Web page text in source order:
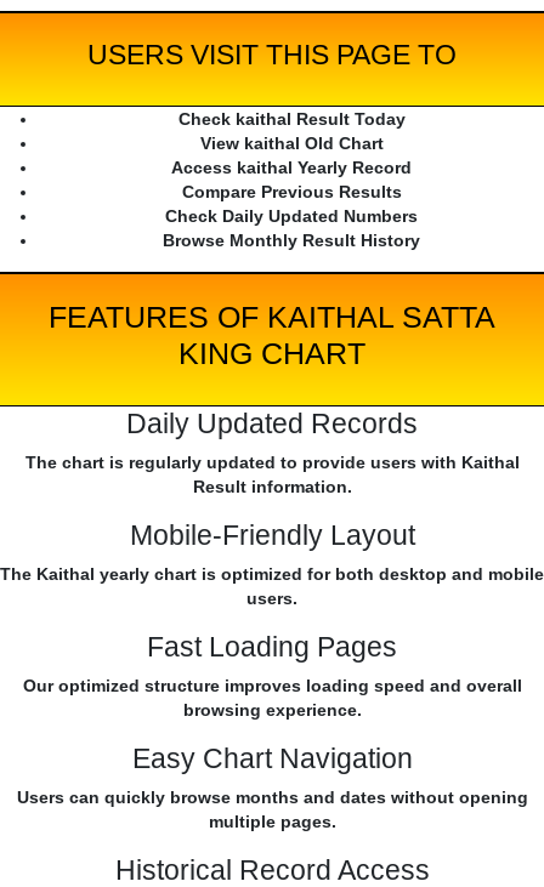
USERS VISIT THIS PAGE TO
Check kaithal Result Today
View kaithal Old Chart
Access kaithal Yearly Record
Compare Previous Results
Check Daily Updated Numbers
Browse Monthly Result History
FEATURES OF KAITHAL SATTA
KING CHART
Daily Updated Records
The chart is regularly updated to provide users with Kaithal
Result information.
Mobile-Friendly Layout
The Kaithal yearly chart is optimized for both desktop and mobile
users.
Fast Loading Pages
Our optimized structure improves loading speed and overall
browsing experience.
Easy Chart Navigation
Users can quickly browse months and dates without opening
multiple pages.
Historical Record Access